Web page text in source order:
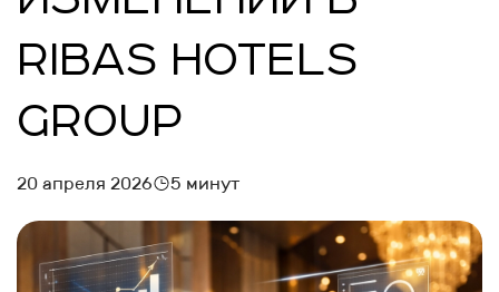
RIBAS HOTELS
GROUP
20 апреля 2026 5 минут